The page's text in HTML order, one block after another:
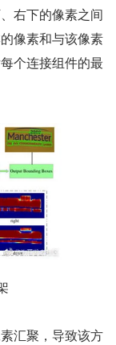
右下的像素之间
像素和与该像素
个连接组件的最
汇聚，导致该方